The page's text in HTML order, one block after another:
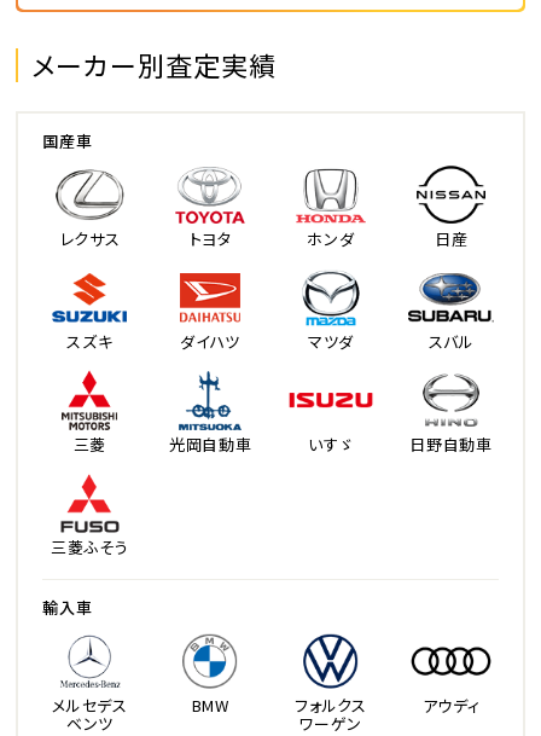
メーカー別査定実績
国産車
レクサス トヨタ ホンダ 日産
スズキ ダイハツ マツダ スバル
三菱 光岡自動車 いすゞ 日野自動車
三菱ふそう
輸入車
メルセデス
ベンツ
BMW フォルクス
ワーゲン
アウディ